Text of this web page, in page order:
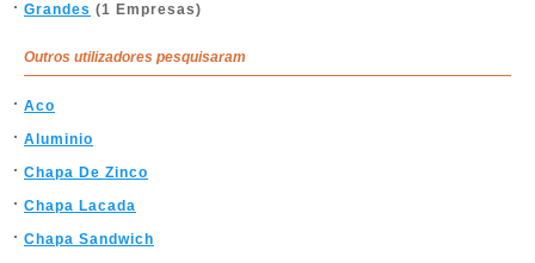
Grandes (1 Empresas)
Outros utilizadores pesquisaram
Aco
Aluminio
Chapa De Zinco
Chapa Lacada
Chapa Sandwich